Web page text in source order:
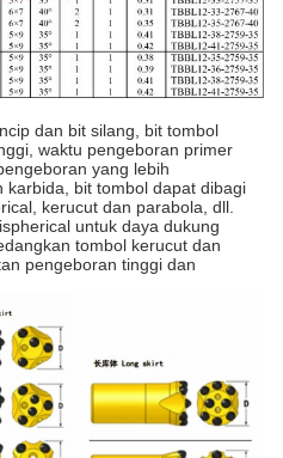
dan bit silang, bit tombol
waktu pengeboran primer
yang lebih
bit tombol dapat dibagi
kerucut dan parabola, dll.
untuk daya dukung
tombol kerucut dan
pengeboran tinggi dan